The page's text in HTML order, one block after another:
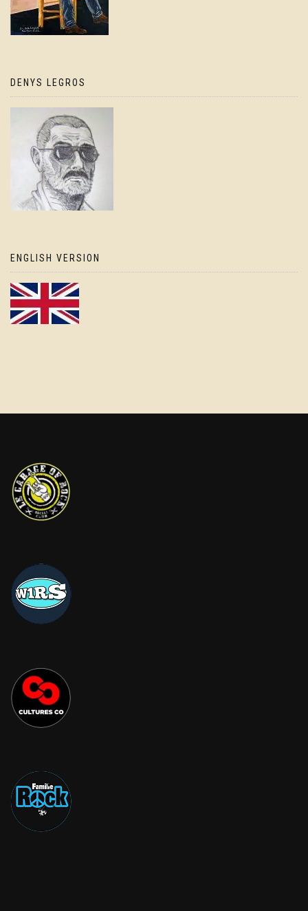
DENYS LEGROS
ENGLISH VERSION